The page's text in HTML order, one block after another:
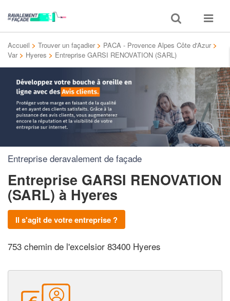
Toggle
search
Toggle
Accueil > Trouver un façadier > PACA - Provence Alpes Côte d'Azur >
Var > Hyeres > Entreprise GARSI RENOVATION (SARL)
Entreprise deravalement de façade
Entreprise GARSI RENOVATION
(SARL) à Hyeres
Il s'agit de votre entreprise ?
753 chemin de l'excelsior 83400 Hyeres